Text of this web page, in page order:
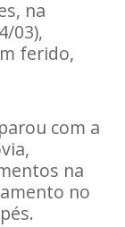
na
03),
ferido,
com a
na
no